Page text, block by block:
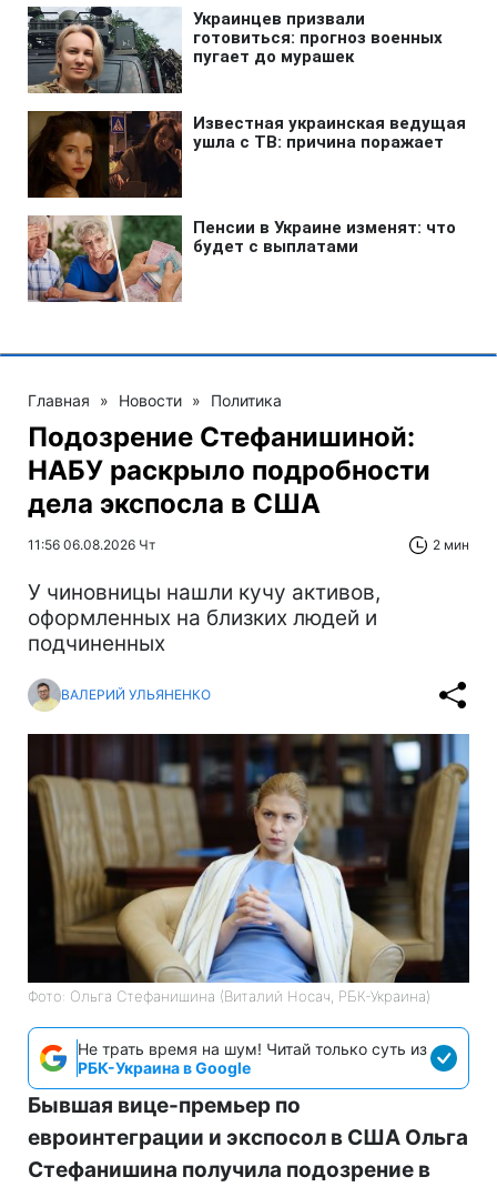
Главная » Новости » Политика
Подозрение Стефанишиной:
НАБУ раскрыло подробности
дела экспосла в США
11:56 06.08.2026 Чт 2 мин
У чиновницы нашли кучу активов,
оформленных на близких людей и
подчиненных
ВАЛЕРИЙ УЛЬЯНЕНКО
Фото: Ольга Стефанишина (Виталий Носач, РБК-Украина)
Не трать время на шум! Читай только суть из
РБК-Украина в Google
Бывшая вице-премьер по
евроинтеграции и экспосол в США Ольга
Стефанишина получила подозрение в